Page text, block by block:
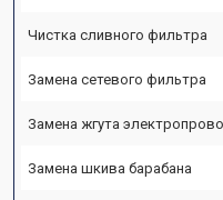
Чистка сливного фильтра
Замена сетевого фильтра
Замена жгута
Замена шкива барабана